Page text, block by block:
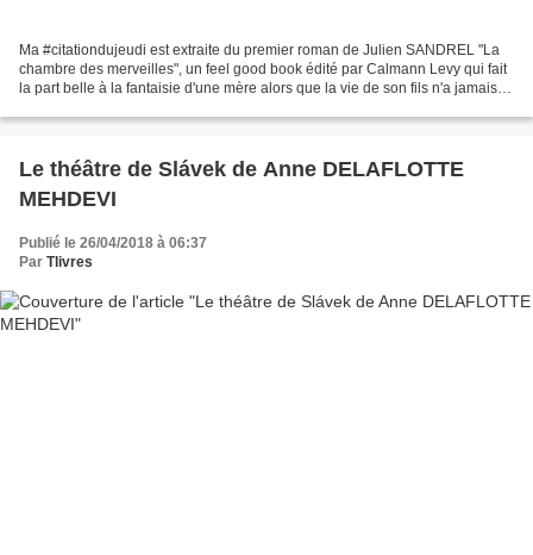
Ma #citationdujeudi est extraite du premier roman de Julien SANDREL "La
chambre des merveilles", un feel good book édité par Calmann Levy qui fait
la part belle à la fantaisie d'une mère alors que la vie de son fils n'a jamais
Le théâtre de Slávek de Anne DELAFLOTTE
MEHDEVI
Publié le 26/04/2018 à 06:37
Par Tlivres